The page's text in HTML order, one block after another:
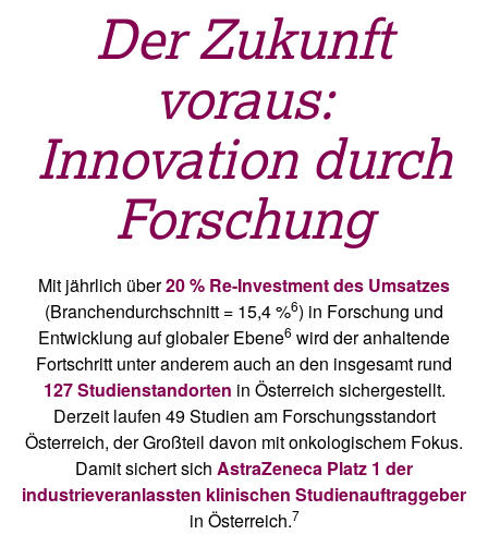
Der Zukunft
voraus:
Innovation durch
Forschung
Mit jährlich über20 % Re-Investment des Umsatzes
(Branchendurchschnitt = 15,4 %6) in Forschung und
Entwicklung auf globaler Ebene6 wird der anhaltende
Fortschritt unter anderem auch an den insgesamt rund
127 Studienstandorten in Österreich sichergestellt.
Derzeit laufen 49 Studien am Forschungsstandort
Österreich, der Großteil davon mit onkologischem Fokus.
Damit sichert sich AstraZeneca Platz 1 der
industrieveranlassten klinischen Studienauftraggeber
in Österreich.7